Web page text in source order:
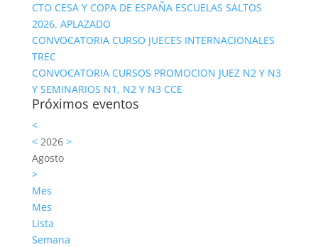
CTO CESA Y COPA DE ESPAÑA ESCUELAS SALTOS
2026. APLAZADO
CONVOCATORIA CURSO JUECES INTERNACIONALES
TREC
CONVOCATORIA CURSOS PROMOCION JUEZ N2 Y N3
Y SEMINARIOS N1, N2 Y N3 CCE
Próximos eventos
<
<2026 >
Agosto
>
Mes
Mes
Lista
Semana